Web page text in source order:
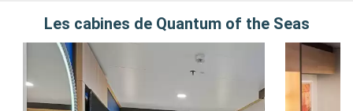
Les cabines de Quantum of the Seas